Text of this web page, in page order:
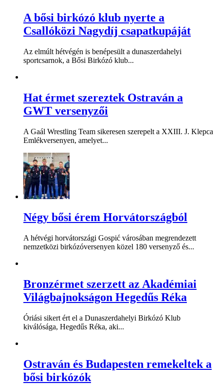
A bősi birkózó klub nyerte a
Csallóközi Nagydíj csapatkupáját
Az elmúlt hétvégén is benépesült a dunaszerdahelyi
sportcsarnok, a Bősi Birkózó klub...
Hat érmet szereztek Ostraván a
GWT versenyzői
A Gaál Wrestling Team sikeresen szerepelt a XXIII. J. Klepca
Emlékversenyen, amelyet...
Négy bősi érem Horvátországból
A hétvégi horvátországi Gospić városában megrendezett
nemzetközi birkózóversenyen közel 180 versenyző és...
Bronzérmet szerzett az Akadémiai
Világbajnokságon Hegedűs Réka
Óriási sikert ért el a Dunaszerdahelyi Birkózó Klub
kiválósága, Hegedűs Réka, aki...
Ostraván és Budapesten remekeltek a
bősi birkózók